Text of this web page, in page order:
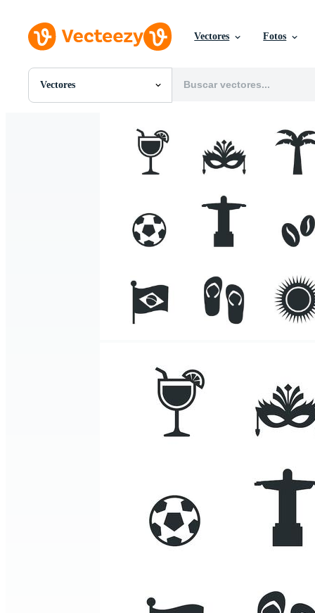
Vectores Fotos
Vectores
Todas Imágenes
Gráficos en Movimiento
Imágenes Editoriales
Eventos Editoriales